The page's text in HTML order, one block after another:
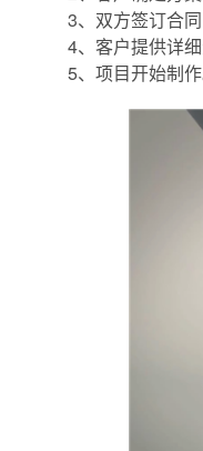
3、双方签订合
4、客户提供详
5、项目开始制